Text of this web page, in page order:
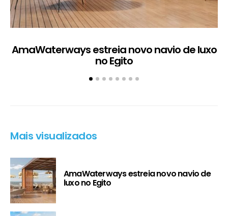
AmaWaterways estreia novo navio de luxo
no Egito
Mais visualizados
AmaWaterways estreia novo navio de
luxo no Egito